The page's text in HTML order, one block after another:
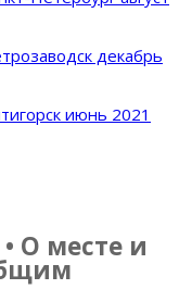
декабрь
июнь 2021
О месте и